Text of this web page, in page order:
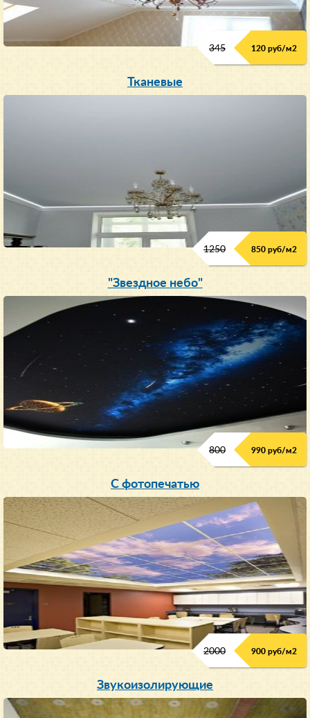
345 120 руб/м2
Тканевые
1250 850 руб/м2
"Звездное небо"
800 990 руб/м2
С фотопечатью
2000 900 руб/м2
Звукоизолирующие